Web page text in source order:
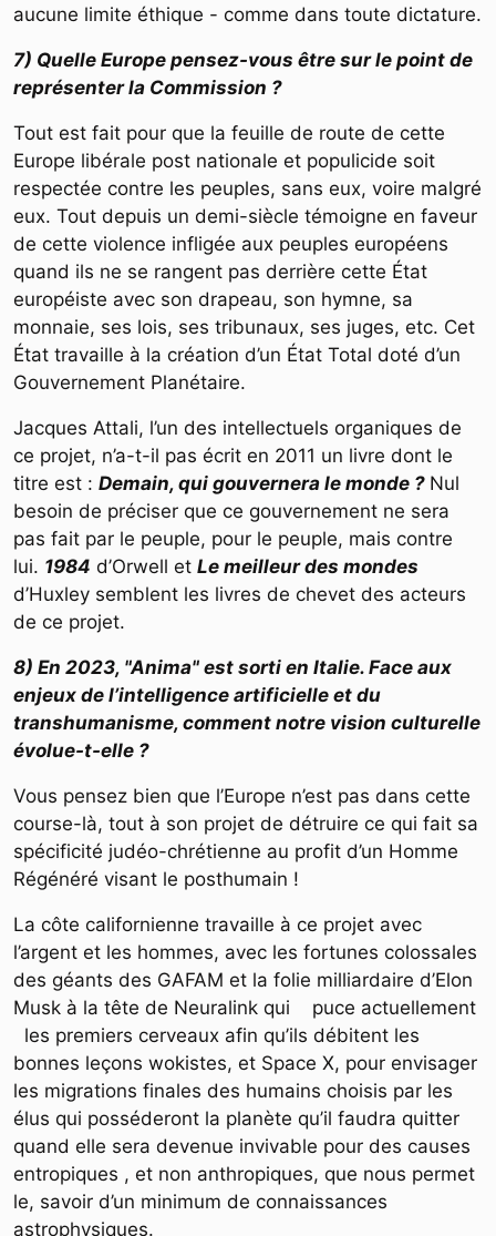
aucune limite éthique - comme dans toute dictature.
7) Quelle Europe pensez-vous être sur le point de
représenter la Commission ?
Tout est fait pour que la feuille de route de cette
Europe libérale post nationale et populicide soit
respectée contre les peuples, sans eux, voire malgré
eux. Tout depuis un demi-siècle témoigne en faveur
de cette violence infligée aux peuples européens
quand ils ne se rangent pas derrière cette État
européiste avec son drapeau, son hymne, sa
monnaie, ses lois, ses tribunaux, ses juges, etc. Cet
État travaille à la création d’un État Total doté d’un
Gouvernement Planétaire.
Jacques Attali, l’un des intellectuels organiques de
ce projet, n’a-t-il pas écrit en 2011 un livre dont le
titre est : Demain, qui gouvernera le monde ? Nul
besoin de préciser que ce gouvernement ne sera
pas fait par le peuple, pour le peuple, mais contre
lui. 1984 d’Orwell et Le meilleur des mondes
d’Huxley semblent les livres de chevet des acteurs
de ce projet.
8) En 2023, "Anima" est sorti en Italie. Face aux
enjeux de l’intelligence artificielle et du
transhumanisme, comment notre vision culturelle
évolue-t-elle ?
Vous pensez bien que l’Europe n’est pas dans cette
course-là, tout à son projet de détruire ce qui fait sa
spécificité judéo-chrétienne au profit d’un Homme
Régénéré visant le posthumain !
La côte californienne travaille à ce projet avec
l’argent et les hommes, avec les fortunes colossales
des géants des GAFAM et la folie milliardaire d’Elon
Musk à la tête de Neuralink qui puce actuellement
les premiers cerveaux afin qu’ils débitent les
bonnes leçons wokistes, et Space X, pour envisager
les migrations finales des humains choisis par les
élus qui posséderont la planète qu’il faudra quitter
quand elle sera devenue invivable pour des causes
entropiques , et non anthropiques, que nous permet
le, savoir d’un minimum de connaissances
astrophysiques.